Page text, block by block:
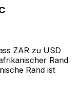
ZAR zu USD
Rand
Rand ist